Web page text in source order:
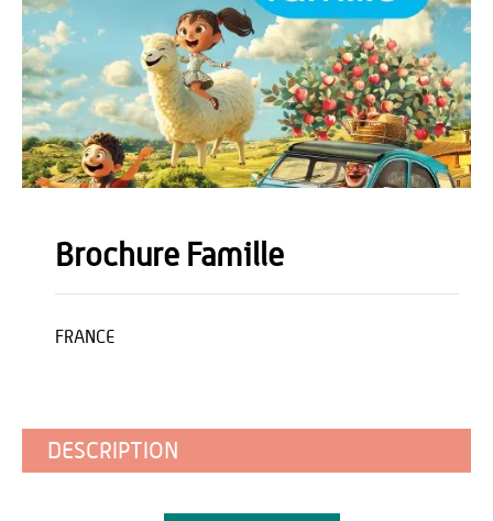
Brochure Famille
FRANCE
DESCRIPTION